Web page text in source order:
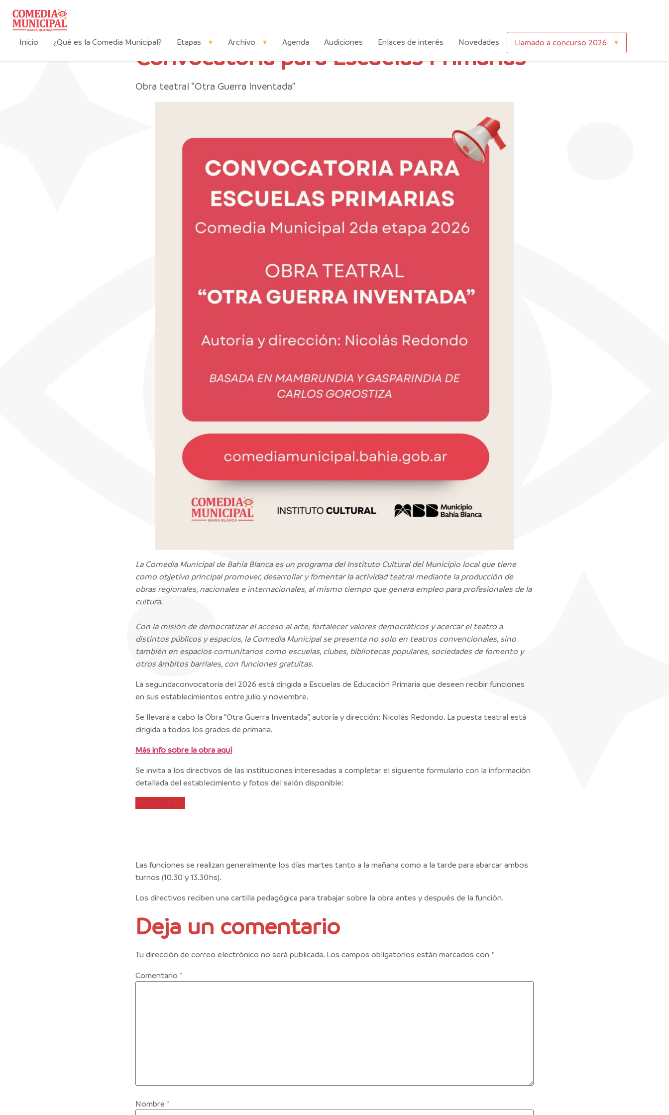
Inicio ¿Qué es la Comedia Municipal? Etapas Archivo Agenda Audiciones Enlaces de interés Novedades Llamado a concurso 2026
Convocatoria para Escuelas Primarias
Obra teatral “Otra Guerra Inventada”
La Comedia Municipal de Bahía Blanca es un programa del Instituto Cultural del Municipio local que tiene
como objetivo principal promover, desarrollar y fomentar la actividad teatral mediante la producción de
obras regionales, nacionales e internacionales, al mismo tiempo que genera empleo para profesionales de la
cultura.
Con la misión de democratizar el acceso al arte, fortalecer valores democráticos y acercar el teatro a
distintos públicos y espacios, la Comedia Municipal se presenta no solo en teatros convencionales, sino
también en espacios comunitarios como escuelas, clubes, bibliotecas populares, sociedades de fomento y
otros ámbitos barriales, con funciones gratuitas.
La segundaconvocatoria del 2026 está dirigida a Escuelas de Educación Primaria que deseen recibir funciones
en sus establecimientos entre julio y noviembre.
Se llevará a cabo la Obra “Otra Guerra Inventada”, autoría y dirección: Nicolás Redondo. La puesta teatral está
dirigida a todos los grados de primaria.
Más info sobre la obra aquí
Se invita a los directivos de las instituciones interesadas a completar el siguiente formulario con la información
detallada del establecimiento y fotos del salón disponible:
FORMULARIO
Las funciones se realizan generalmente los días martes tanto a la mañana como a la tarde para abarcar ambos
turnos (10.30 y 13.30hs).
Los directivos reciben una cartilla pedagógica para trabajar sobre la obra antes y después de la función.
Deja un comentario
Tu dirección de correo electrónico no será publicada. Los campos obligatorios están marcados con *
Comentario *
Nombre *